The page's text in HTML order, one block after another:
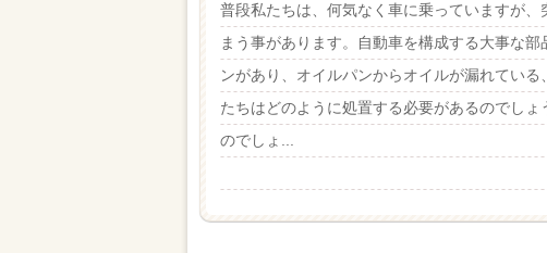
普段私たちは、何気なく車に乗っていますが
まう事があります。自動車を構成する大事な
ンがあり、オイルパンからオイルが漏れてい
たちはどのように処置する必要があるのでし
のでしょ...